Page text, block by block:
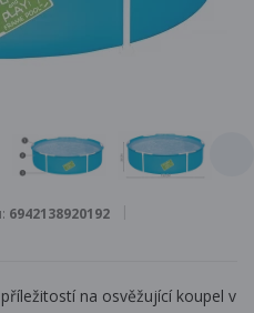
6942138920192
na osvěžující koupel v